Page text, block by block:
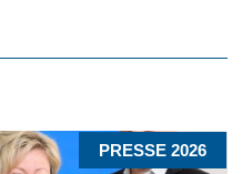
PRESSE 2026